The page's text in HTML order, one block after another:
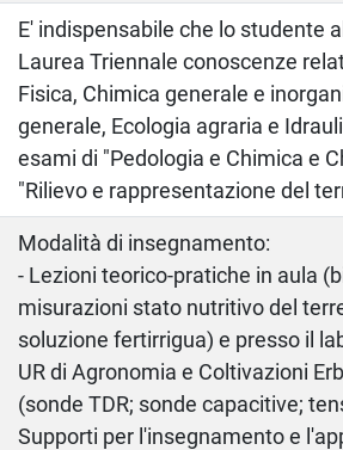
E' indispensabile che lo studente
Laurea Triennale conoscenze
Fisica, Chimica generale e
generale, Ecologia agraria e
esami di "Pedologia e Chimica e
"Rilievo e rappresentazione del
Modalità di insegnamento:
- Lezioni teorico-pratiche in aula
misurazioni stato nutritivo del
soluzione fertirrigua) e presso il
UR di Agronomia e Coltivazioni
(sonde TDR; sonde capacitive;
Supporti per l'insegnamento e